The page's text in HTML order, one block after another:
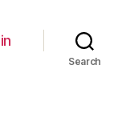
Search